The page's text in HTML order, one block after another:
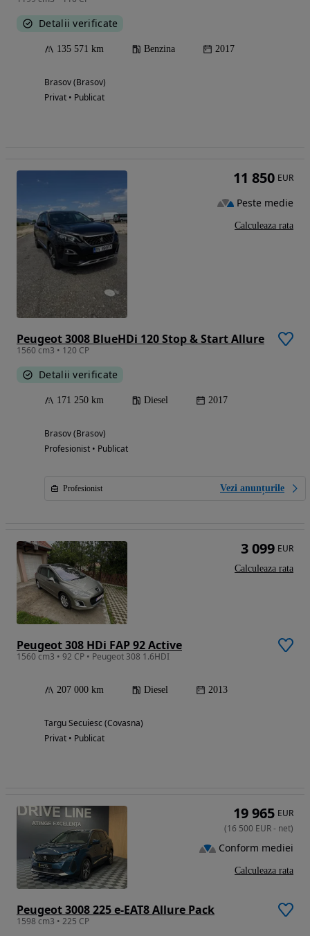
Detalii verificate
135 571 km Benzina 2017
Brasov (Brasov)
Privat • Publicat
Peugeot 3008 BlueHDi 120 Stop & Start Allure
1560 cm3 • 120 CP
Detalii verificate
171 250 km Diesel 2017
Brasov (Brasov)
Profesionist • Publicat
Profesionist Vezi anunțurile
11 850 EUR
Peste medie
Calculeaza rata
Peugeot 308 HDi FAP 92 Active
1560 cm3 • 92 CP • Peugeot 308 1.6HDI
207 000 km Diesel 2013
Targu Secuiesc (Covasna)
Privat • Publicat
3 099 EUR
Calculeaza rata
Peugeot 3008 225 e-EAT8 Allure Pack
1598 cm3 • 225 CP
19 965 EUR
(16 500 EUR- net)
Conform mediei
Calculeaza rata